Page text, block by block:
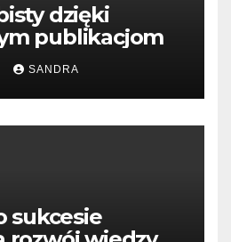
dzięki
publikacjom
SANDRA
sukcesie